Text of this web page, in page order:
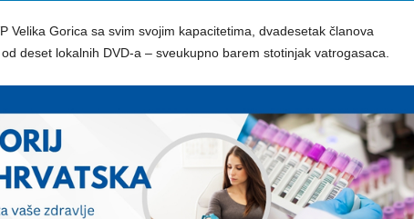
Velika Gorica sa svim svojim kapacitetima, dvadesetak članova
deset lokalnih DVD-a – sveukupno barem stotinjak vatrogasaca.